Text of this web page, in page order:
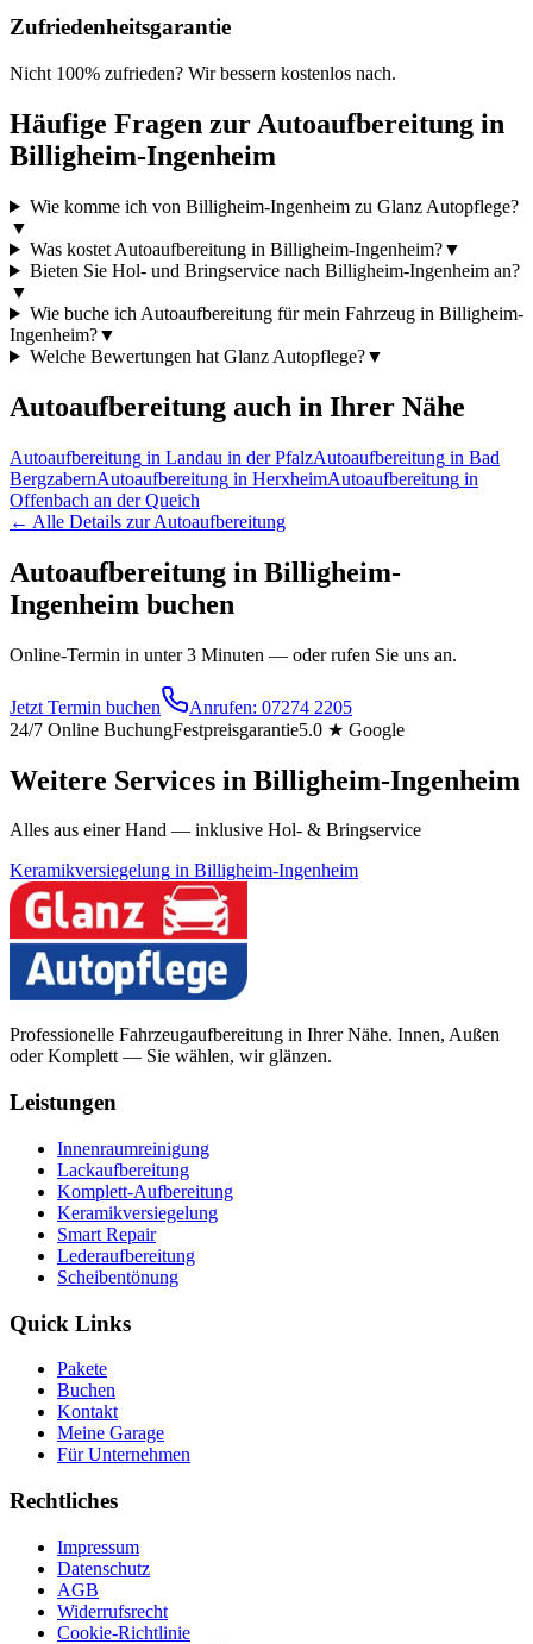
Zufriedenheitsgarantie
Nicht 100% zufrieden? Wir bessern kostenlos nach.
Häufige Fragen zur Autoaufbereitung in
Billigheim-Ingenheim
Wie komme ich von Billigheim-Ingenheim zu Glanz Autopflege?
▼
Was kostet Autoaufbereitung in Billigheim-Ingenheim?▼
Bieten Sie Hol- und Bringservice nach Billigheim-Ingenheim an?
▼
Wie buche ich Autoaufbereitung für mein Fahrzeug in Billigheim-
Ingenheim?▼
Welche Bewertungen hat Glanz Autopflege?▼
Autoaufbereitung auch in Ihrer Nähe
Autoaufbereitung in Landau in der PfalzAutoaufbereitung in Bad
BergzabernAutoaufbereitung in HerxheimAutoaufbereitung in
Offenbach an der Queich
← Alle Details zurAutoaufbereitung
Autoaufbereitung in Billigheim-
Ingenheim buchen
Online-Termin in unter 3 Minuten — oder rufen Sie uns an.
Jetzt Termin buchen Anrufen: 07274 2205
24/7 Online BuchungFestpreisgarantie5.0 ★ Google
Weitere Services in Billigheim-Ingenheim
Alles aus einer Hand — inklusive Hol- & Bringservice
Keramikversiegelung in Billigheim-Ingenheim
Professionelle Fahrzeugaufbereitung in Ihrer Nähe. Innen, Außen
oder Komplett — Sie wählen, wir glänzen.
Leistungen
Innenraumreinigung
Lackaufbereitung
Komplett-Aufbereitung
Keramikversiegelung
Smart Repair
Lederaufbereitung
Scheibentönung
Quick Links
Pakete
Buchen
Kontakt
Meine Garage
Für Unternehmen
Rechtliches
Impressum
Datenschutz
AGB
Widerrufsrecht
Cookie-Richtlinie